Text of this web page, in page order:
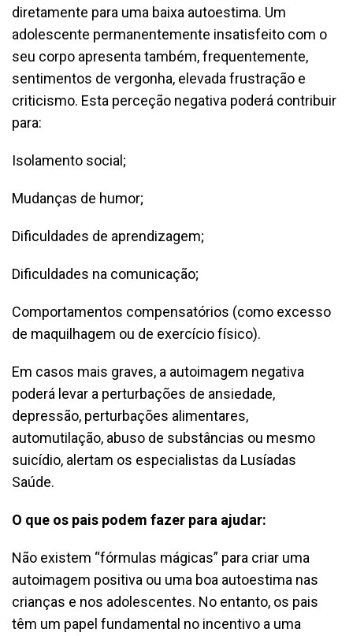
diretamente para uma baixa autoestima. Um
adolescente permanentemente insatisfeito com o
seu corpo apresenta também, frequentemente,
sentimentos de vergonha, elevada frustração e
criticismo. Esta perceção negativa poderá contribuir
para:
Isolamento social;
Mudanças de humor;
Dificuldades de aprendizagem;
Dificuldades na comunicação;
Comportamentos compensatórios (como excesso
de maquilhagem ou de exercício físico).
Em casos mais graves, a autoimagem negativa
poderá levar a perturbações de ansiedade,
depressão, perturbações alimentares,
automutilação, abuso de substâncias ou mesmo
suicídio, alertam os especialistas da Lusíadas
Saúde.
O que os pais podem fazer para ajudar:
Não existem “fórmulas mágicas” para criar uma
autoimagem positiva ou uma boa autoestima nas
crianças e nos adolescentes. No entanto, os pais
têm um papel fundamental no incentivo a uma